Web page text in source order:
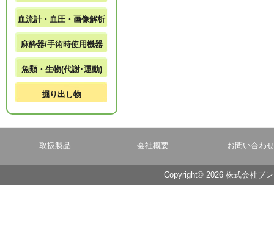
血流計・血圧・画像解析
麻酔器/手術時使用機器
魚類・生物(代謝･運動)
掘り出し物
取扱製品 会社概要 お問い合わせ
Copyright© 2026 株式会社ブ